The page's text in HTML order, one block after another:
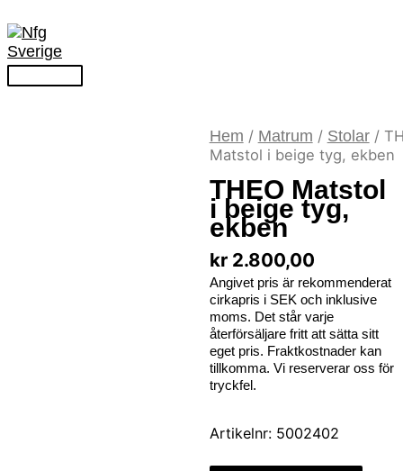
Hem / Matrum / Stolar/
Matstol i beige tyg, ekben
THEO Matstol
i beige tyg,
ekben
kr2.800,00
Angivet pris är rekommenderat
cirkapris i SEK och inklusive
moms. Det står varje
återförsäljare fritt att sätta sitt
eget pris. Fraktkostnader kan
tillkomma. Vi reserverar oss för
tryckfel.
Artikelnr: 5002402